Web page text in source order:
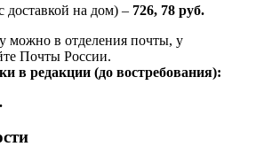
доставкой на дом) – 726, 78 руб.
можно в отделения почты, у
Почты России.
в редакции (до востребования):